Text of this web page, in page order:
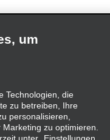
Grundsatzerklärung
um
Technologien, die
zu betreiben, Ihre
personalisieren,
zu optimieren.